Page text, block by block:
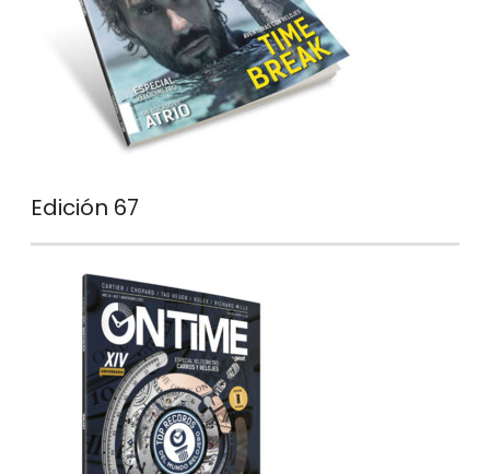
Edición 67